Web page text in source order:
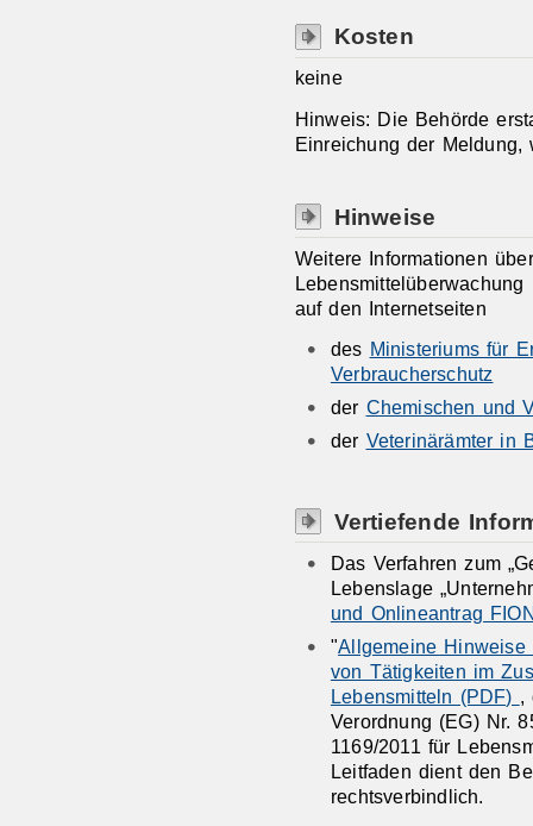
Kosten
keine
Hinweis: Die Behörde
Einreichung der
Hinweise
Weitere Informationen
auf den Internetseiten
des Ministeriums für
Verbraucherschutz
der Chemischen und
der Veterinärämter in
Vertiefende
Das Verfahren zum
Lebenslage
und Onlineantrag
"Allgemeine Hinweise
von Tätigkeiten im
Lebensmitteln (PDF) ,
Verordnung (EG) Nr.
1169/2011 für
Leitfaden dient den
rechtsverbindlich.